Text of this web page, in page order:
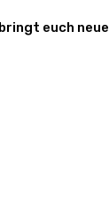
euch neue